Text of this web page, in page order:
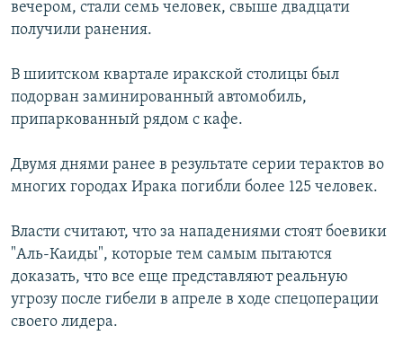
поискуСЕВЕР.РЕАЛИИ
РАСПИСАНИЕ ВЕЩАНИЯ
ПОДПИШИТЕСЬ НА РАССЫЛКУ
СОЦИАЛЬНЫЕ СЕТИ
Все сайты РСЕ/РС
вечером, стали семь человек, свыше двадцати
получили ранения.
В шиитском квартале иракской столицы был
подорван заминированный автомобиль,
припаркованный рядом с кафе.
Двумя днями ранее в результате серии терактов во
многих городах Ирака погибли более 125 человек.
Власти считают, что за нападениями стоят боевики
"Аль-Каиды", которые тем самым пытаются
доказать, что все еще представляют реальную
угрозу после гибели в апреле в ходе спецоперации
своего лидера.